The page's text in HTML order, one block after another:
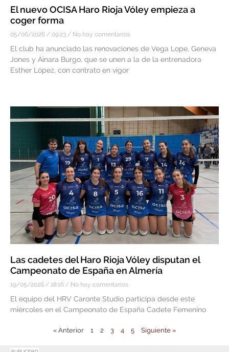
El nuevo OCISA Haro Rioja Vóley empieza a
coger forma
05/06/2026 09:23 No hay comentarios
El club ha anunciado las renovaciones de Vega Lope, Geneva
Jones y Ainara Burgo, que se unen a la de la entrenadora
Esther López, con contrato en vigor
Las cadetes del Haro Rioja Vóley disputan el
Campeonato de España en Almería
19/05/2026 18:16 No hay comentarios
El equipo del HRV Caronte Studio participa desde este
miércoles en el Campeonato de España Cadete Femenino
« Anterior 1 2 3 4 5 Siguiente »